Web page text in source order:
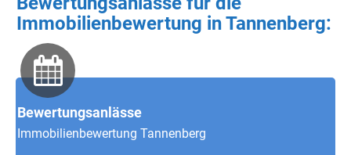
Immobilienbewertung in Tannenberg:
Bewertungsanlässe
Immobilienbewertung Tannenberg